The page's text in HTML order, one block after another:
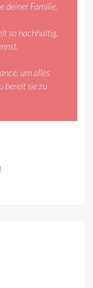
deiner Familie.
so nachhaltig,
um alles
bereit sie zu